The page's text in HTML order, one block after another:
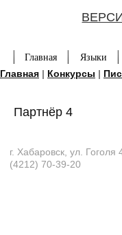
Главная Языки
Главная | Конкурсы |
Партнёр 4
г. Хабаровск, ул. Гоголя
(4212) 70-39-20